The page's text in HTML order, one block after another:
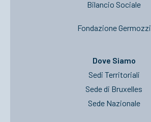
Bilancio Sociale
Fondazione Germozzi
Dove Siamo
Sedi Territoriali
Sede di Bruxelles
Sede Nazionale